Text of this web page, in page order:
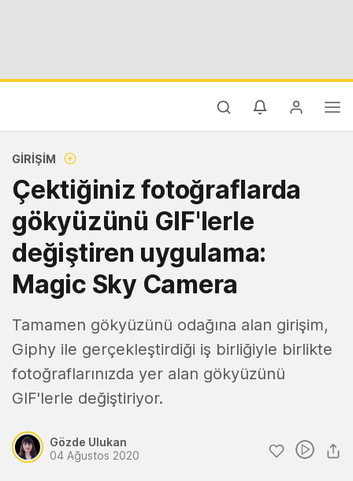
GIRIŞIM
Çektiğiniz fotoğraflarda
gökyüzünü GIF'lerle
değiştiren uygulama:
Magic Sky Camera
Tamamen gökyüzünü odağına alan girişim,
Giphy ile gerçekleştirdiği iş birliğiyle birlikte
fotoğraflarınızda yer alan gökyüzünü
GIF'lerle değiştiriyor.
Gözde Ulukan
04 Ağustos 2020